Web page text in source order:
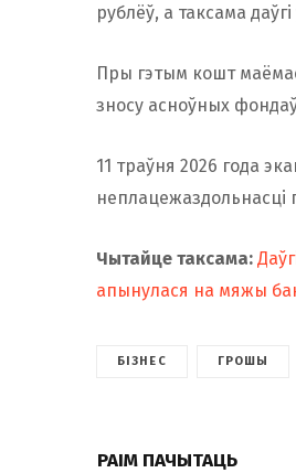
рублёў, а таксама
Пры гэтым кошт
зносу асноўных
11 траўня 2026 года
неплацежаздольнасці
Чытайце таксама:
апынулася на мяжы
БІЗНЕС ГРОШЫ
РАІМ ПАЧЫТАЦЬ